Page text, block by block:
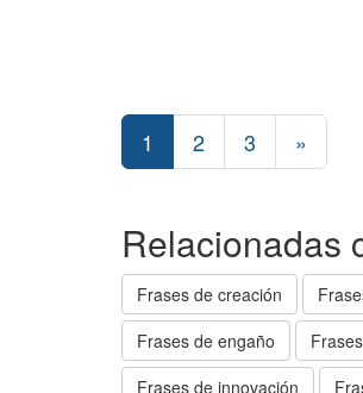
1 2 3 »
Relacionadas
Frases de creación
Frases de engaño
Frases de innovación